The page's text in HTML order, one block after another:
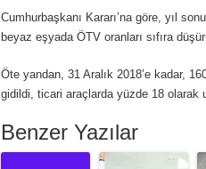
Cumhurbaşkanı Kararı’na göre, yıl
beyaz eşyada ÖTV oranları sıfıra
Öte yandan, 31 Aralık 2018’e kadar,
gidildi, ticari araçlarda yüzde 18 olarak
Benzer Yazılar